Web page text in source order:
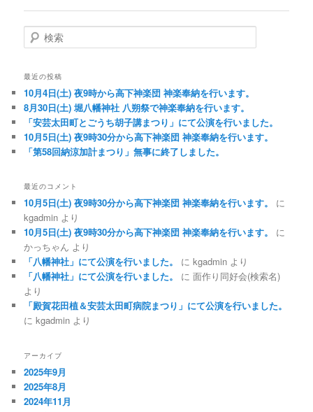
ナ
ビ
ゲ
シ
ョ
ン
検
索
最近の投稿
10月4日(土) 夜9時から高下神楽団 神楽奉納を行います。
8月30日(土) 堀八幡神社 八朔祭で神楽奉納を行います。
「安芸太田町とごうち胡子講まつり」にて公演を行いました。
10月5日(土) 夜9時30分から高下神楽団 神楽奉納を行います。
「第58回納涼加計まつり」無事に終了しました。
最近のコメント
10月5日(土) 夜9時30分から高下神楽団 神楽奉納を行います。
に
kgadmin より
10月5日(土) 夜9時30分から高下神楽団 神楽奉納を行います。
に
かっちゃん より
「八幡神社」にて公演を行いました。
にkgadmin より
「八幡神社」にて公演を行いました。
に面作り同好会(検索名)
より
「殿賀花田植＆安芸太田町病院まつり」にて公演を行いました。
にkgadmin より
アーカイブ
2025年9月
2025年8月
2024年11月